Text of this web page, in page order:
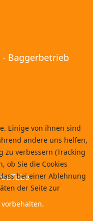
Baggerbetrieb
Einige von ihnen sind
andere uns helfen,
verbessern (Tracking
ob Sie die Cookies
bei einer Ablehnung
der Seite zur